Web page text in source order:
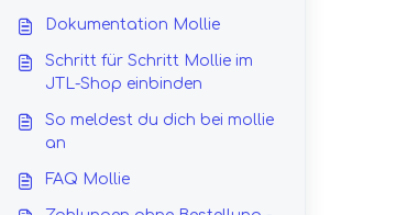
Dokumentation Mollie
Schritt für Schritt Mollie im
JTL-Shop einbinden
So meldest du dich bei mollie
an
FAQ Mollie